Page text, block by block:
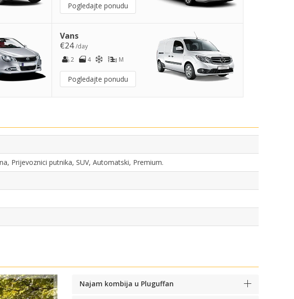
Pogledajte ponudu
Vans
€24/day
2
4 M
Pogledajte ponudu
Prijevoznici putnika, SUV, Automatski, Premium.
Najam kombija u Pluguffan